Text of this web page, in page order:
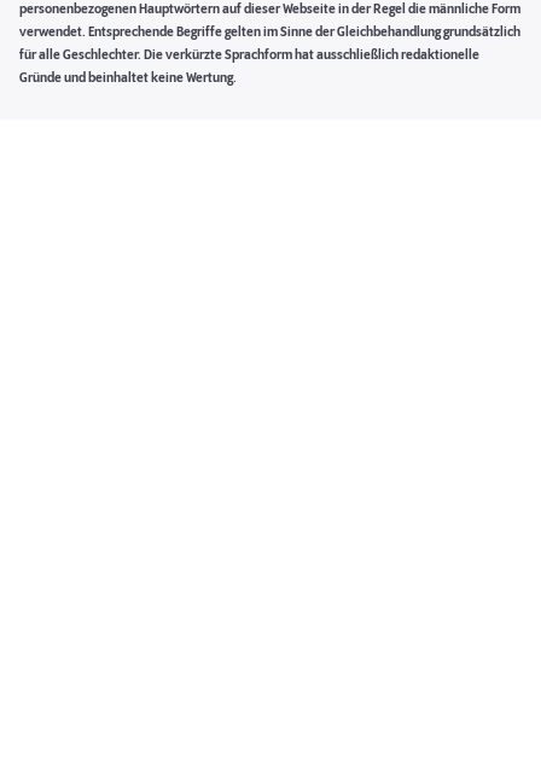
personenbezogenen Hauptwörtern auf dieser Webseite in der Regel die männliche Form
verwendet. Entsprechende Begriffe gelten im Sinne der Gleichbehandlung grundsätzlich
für alle Geschlechter. Die verkürzte Sprachform hat ausschließlich redaktionelle
Gründe und beinhaltet keine Wertung.